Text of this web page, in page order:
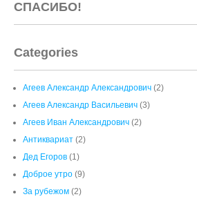
СПАСИБО!
Categories
Агеев Александр Александрович (2)
Агеев Александр Васильевич (3)
Агеев Иван Александрович (2)
Антиквариат (2)
Дед Егоров (1)
Доброе утро (9)
За рубежом (2)